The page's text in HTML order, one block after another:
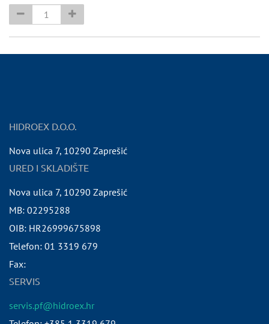
HIDROEX D.O.O.
Nova ulica 7, 10290 Zaprešić
URED I SKLADIŠTE
Nova ulica 7, 10290 Zaprešić
MB: 02295288
OIB: HR26999675898
Telefon: 01 3319 679
Fax:
SERVIS
servis.pf@hidroex.hr